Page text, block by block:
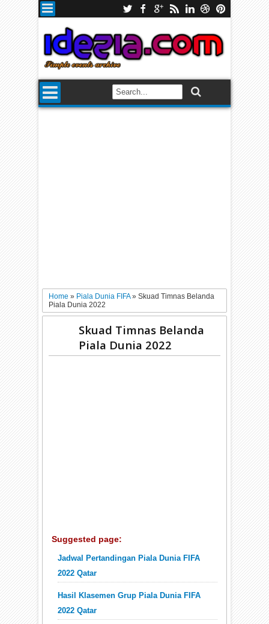
Home» Piala Dunia FIFA»Skuad Timnas Belanda
Piala Dunia 2022
Skuad Timnas Belanda
Piala Dunia 2022
Suggested page:
Jadwal Pertandingan Piala Dunia FIFA
2022 Qatar
Hasil Klasemen Grup Piala Dunia FIFA
2022 Qatar